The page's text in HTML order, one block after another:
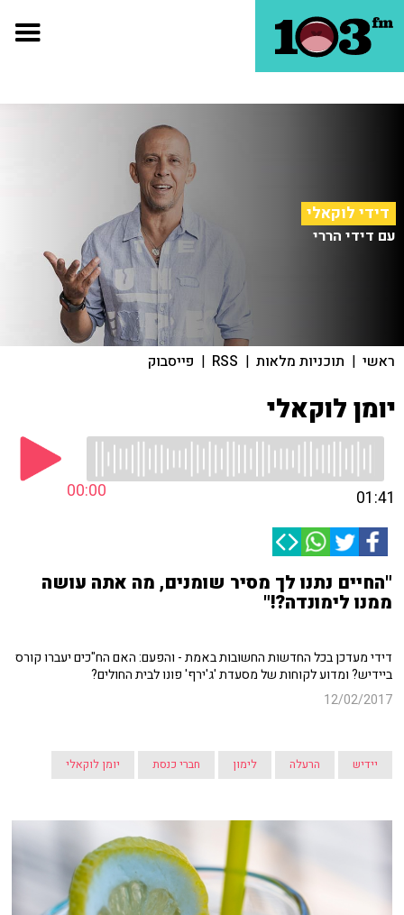
דידי לוקאלי
עם דידי הררי
ראשי | תוכניות מלאות |
RSS
| פייסבוק
יומן לוקאלי
00:00 01:41
"החיים נתנו לך מסיר שומנים, מה אתה עושה
ממנו לימונדה?!"
דידי מעדכן בכל החדשות החשובות באמת - והפעם: האם הח"כים יעברו קורס
ביידיש? ומדוע לקוחות של מסעדת 'ג'ירף' פונו לבית החולים?
12/02/2017
יידיש הרעלה לימון חברי כנסת יומן לוקאלי